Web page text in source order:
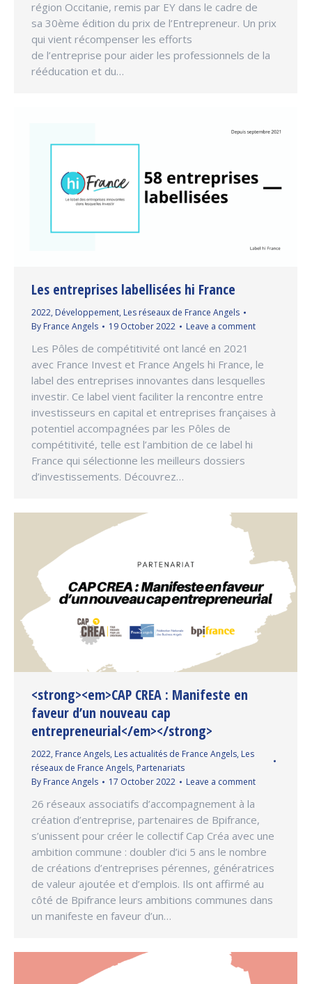
région Occitanie, remis par EY dans le cadre de
sa 30ème édition du prix de l’Entrepreneur. Un prix
qui vient récompenser les efforts
de l’entreprise pour aider les professionnels de la
rééducation et du…
Les entreprises labellisées hi France
2022, Développement, Les réseaux de France Angels
By France Angels 19 October 2022 Leave a comment
Les Pôles de compétitivité ont lancé en 2021
avec France Invest et France Angels hi France, le
label des entreprises innovantes dans lesquelles
investir. Ce label vient faciliter la rencontre entre
investisseurs en capital et entreprises françaises à
potentiel accompagnées par les Pôles de
compétitivité, telle est l’ambition de ce label hi
France qui sélectionne les meilleurs dossiers
d’investissements. Découvrez…
<strong><em>CAP CREA : Manifeste en
faveur d’un nouveau cap
entrepreneurial</em></strong>
2022, France Angels, Les actualités de France Angels, Les
réseaux de France Angels, Partenariats
By France Angels 17 October 2022 Leave a comment
26 réseaux associatifs d’accompagnement à la
création d’entreprise, partenaires de Bpifrance,
s’unissent pour créer le collectif Cap Créa avec une
ambition commune : doubler d’ici 5 ans le nombre
de créations d’entreprises pérennes, génératrices
de valeur ajoutée et d’emplois. Ils ont affirmé au
côté de Bpifrance leurs ambitions communes dans
un manifeste en faveur d’un…